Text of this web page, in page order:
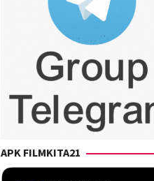
APK FILMKITA21